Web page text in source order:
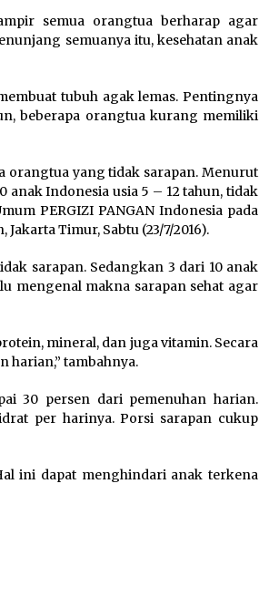
Papua Pegunungan
8 Agustus 2026
Wamenhan Pimpin Prosesi
Pelantikan dan Sertijab
8 Agustus 2026
semua orangtua berharap agar
semuanya itu, kesehatan anak
tubuh agak lemas. Pentingnya
beberapa orangtua kurang memiliki
orangtua yang tidak sarapan. Menurut
anak Indonesia usia 5 – 12 tahun, tidak
PERGIZI PANGAN Indonesia pada
Timur, Sabtu (23/7/2016).
sarapan. Sedangkan 3 dari 10 anak
mengenal makna sarapan sehat agar
mineral, dan juga vitamin. Secara
harian,” tambahnya.
30 persen dari pemenuhan harian.
per harinya. Porsi sarapan cukup
ini dapat menghindari anak terkena